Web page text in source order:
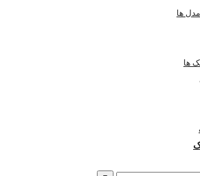
ها
ها